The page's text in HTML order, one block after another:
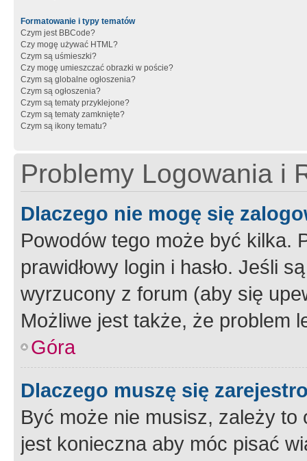
Formatowanie i typy tematów
Czym jest BBCode?
Czy mogę używać HTML?
Czym są uśmieszki?
Czy mogę umieszczać obrazki w poście?
Czym są globalne ogłoszenia?
Czym są ogłoszenia?
Czym są tematy przyklejone?
Czym są tematy zamknięte?
Czym są ikony tematu?
Problemy Logowania i
Dlaczego nie mogę się
Powodów tego może być kilka.
prawidłowy login i hasło. Jeśli
wyrzucony z forum (aby się
Możliwe jest także, że problem
Góra
Dlaczego muszę się
Być może nie musisz, zależy
jest konieczna aby móc pisać